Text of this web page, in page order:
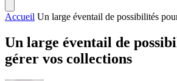
Accueil Un large éventail de possibilités
Un large éventail de
gérer vos collections